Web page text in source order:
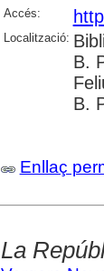
Accés:
Localització:
B.
B.
Enllaç
La